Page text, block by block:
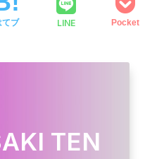
てブ LINE Pocket
TEN